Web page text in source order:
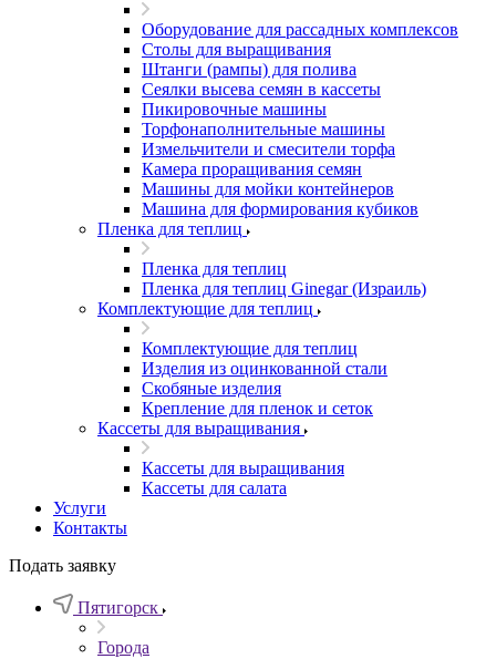
Оборудование для рассадных комплексов
Столы для выращивания
Штанги (рампы) для полива
Сеялки высева семян в кассеты
Пикировочные машины
Торфонаполнительные машины
Измельчители и смесители торфа
Камера проращивания семян
Машины для мойки контейнеров
Машина для формирования кубиков
Пленка для теплиц
Пленка для теплиц
Пленка для теплиц Ginegar (Израиль)
Комплектующие для теплиц
Комплектующие для теплиц
Изделия из оцинкованной стали
Скобяные изделия
Крепление для пленок и сеток
Кассеты для выращивания
Кассеты для выращивания
Кассеты для салата
Услуги
Контакты
Подать заявку
Пятигорск
Города